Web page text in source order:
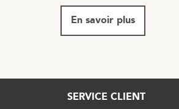
En savoir plus
SERVICE CLIENT